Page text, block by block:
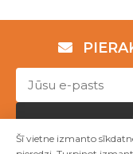
Šī vietne izmanto